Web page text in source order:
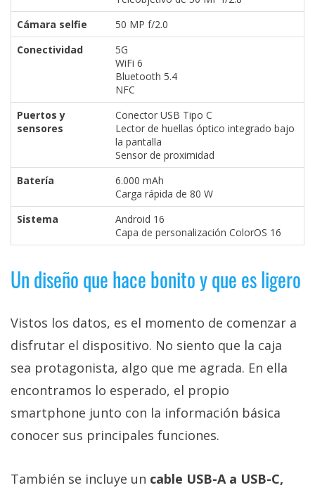
Cámara selfie
50 MP f/2.0
Conectividad
5G
WiFi 6
Bluetooth 5.4
NFC
Puertos y
sensores
Conector USB Tipo C
Lector de huellas óptico integrado bajo
la pantalla
Sensor de proximidad
Batería
6.000 mAh
Carga rápida de 80 W
Sistema
Android 16
Capa de personalización ColorOS 16
Un diseño que hace bonito y que es ligero
Vistos los datos, es el momento de comenzar a
disfrutar el dispositivo. No siento que la caja
sea protagonista, algo que me agrada. En ella
encontramos lo esperado, el propio
smartphone junto con la información básica
conocer sus principales funciones.
También se incluye un cable USB-A a USB-C,